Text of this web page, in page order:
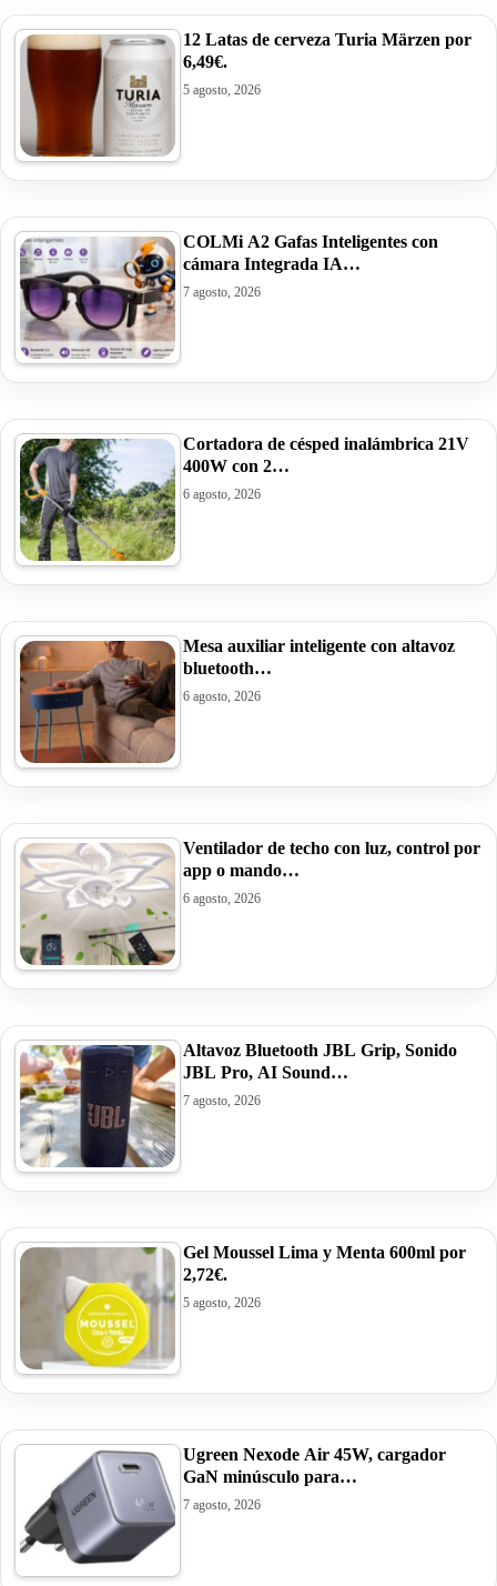
12 Latas de cerveza Turia Märzen por
6,49€.
5 agosto, 2026
COLMi A2 Gafas Inteligentes con
cámara Integrada IA…
7 agosto, 2026
Cortadora de césped inalámbrica 21V
400W con 2…
6 agosto, 2026
Mesa auxiliar inteligente con altavoz
bluetooth…
6 agosto, 2026
Ventilador de techo con luz, control por
app o mando…
6 agosto, 2026
Altavoz Bluetooth JBL Grip, Sonido
JBL Pro, AI Sound…
7 agosto, 2026
Gel Moussel Lima y Menta 600ml por
2,72€.
5 agosto, 2026
Ugreen Nexode Air 45W, cargador
GaN minúsculo para…
7 agosto, 2026